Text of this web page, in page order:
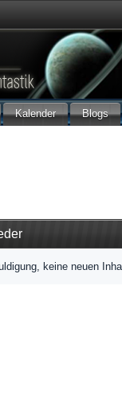
Kalender Blogs
keine neuen